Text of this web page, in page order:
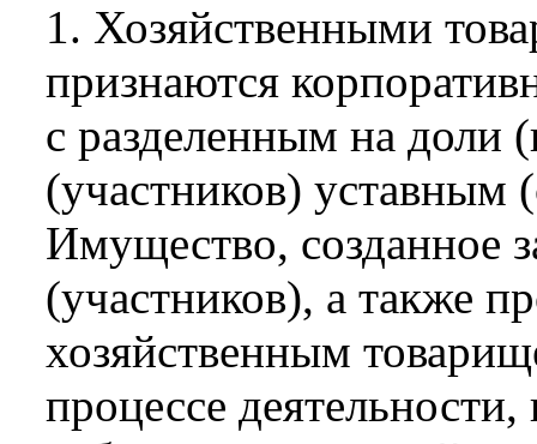
1. Хозяйственными
признаются
с разделенным на доли
(участников) уставным
Имущество, созданное
(участников), а также
хозяйственным
процессе